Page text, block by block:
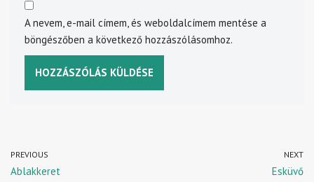
A nevem, e-mail címem, és weboldalcímem mentése a
böngészőben a következő hozzászólásomhoz.
PREVIOUS
Ablakkeret
NEXT
Esküvő